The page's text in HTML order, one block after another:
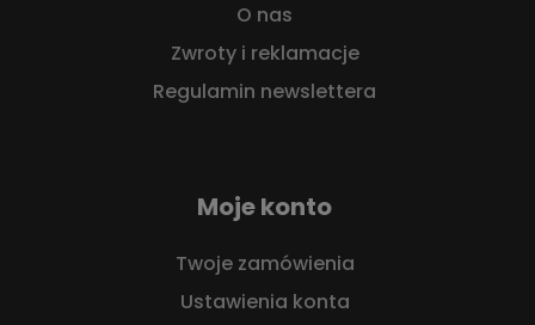
O nas
Zwroty i reklamacje
Regulamin newslettera
Moje konto
Twoje zamówienia
Ustawienia konta